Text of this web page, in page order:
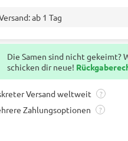
ab 1 Tag
Die Samen sind nicht gekeimt?
schicken dir neue!
Versand weltweit ?
Zahlungsoptionen ?